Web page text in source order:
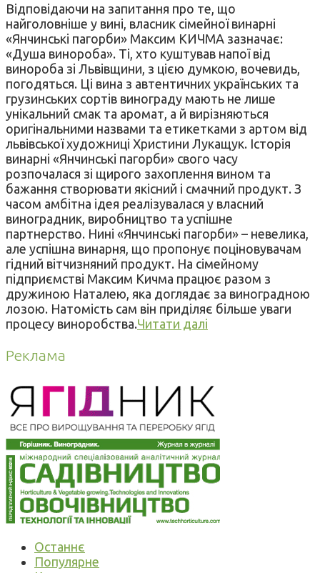
Відповідаючи на запитання про те, що
найголовніше у вині, власник сімейної винарні
«Янчинські пагорби» Максим КИЧМА зазначає:
«Душа винороба». Ті, хто куштував напої від
винороба зі Львівщини, з цією думкою, вочевидь,
погодяться. Ці вина з автентичних українських та
грузинських сортів винограду мають не лише
унікальний смак та аромат, а й вирізняються
оригінальними назвами та етикетками з артом від
львівської художниці Христини Лукащук. Історія
винарні «Янчинські пагорби» свого часу
розпочалася зі щирого захоплення вином та
бажання створювати якісний і смачний продукт. З
часом амбітна ідея реалізувалася у власний
виноградник, виробництво та успішне
партнерство. Нині «Янчинські пагорби» – невелика,
але успішна винарня, що пропонує поціновувачам
гідний вітчизняний продукт. На сімейному
підприємстві Максим Кичма працює разом з
дружиною Наталею, яка доглядає за виноградною
лозою. Натомість сам він приділяє більше уваги
процесу виноробства.Читати далі
Реклама
Останнє
Популярне